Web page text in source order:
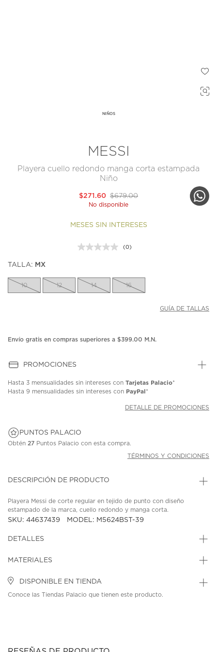
NIÑOS
MESSI
Playera cuello redondo manga corta estampada
Niño
$679.00
$271.60
No disponible
MESES SIN INTERESES
Sin
la
misma
(0)
TALLA: MX
10 12 14 16
GUÍA DE TALLAS
Envío gratis en compras superiores a $399.00 M.N.
PROMOCIONES
Hasta 3 mensualidades sin intereses con Tarjetas Palacio*
Hasta 9 mensualidades sin intereses con PayPal*
DETALLE DE PROMOCIONES
PUNTOS PALACIO
Obtén 27 Puntos Palacio con esta compra.
TÉRMINOS Y CONDICIONES
DESCRIPCIÓN DE PRODUCTO
Playera Messi de corte regular en tejido de punto con diseño
estampado de la marca, cuello redondo y manga corta.
SKU: 44637439 MODEL: M5624BST-39
DETALLES
MATERIALES
DISPONIBLE EN TIENDA
Conoce las Tiendas Palacio que tienen este producto.